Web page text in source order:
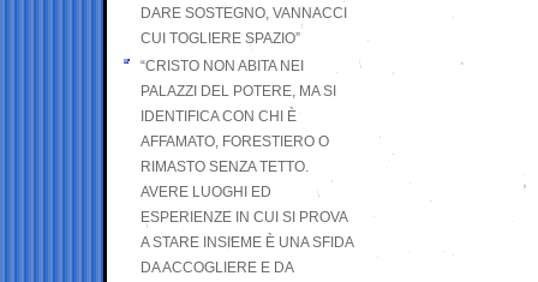
DARE SOSTEGNO, VANNACCI
CUI TOGLIERE SPAZIO”
“CRISTO NON ABITA NEI
PALAZZI DEL POTERE, MA SI
IDENTIFICA CON CHI È
AFFAMATO, FORESTIERO O
RIMASTO SENZA TETTO.
AVERE LUOGHI ED
ESPERIENZE IN CUI SI PROVA
A STARE INSIEME È UNA SFIDA
DA ACCOGLIERE E DA